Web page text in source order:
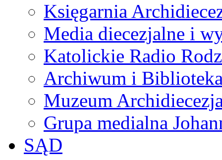
Księgarnia
Media diecezjalne i
Katolickie Radio
Archiwum i
Muzeum
Grupa medialna
SĄD